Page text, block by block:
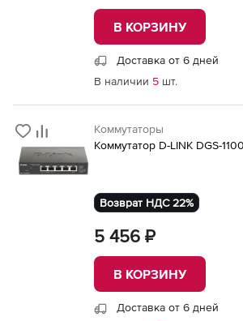
В КОРЗИНУ
Доставка от 6 дней
В наличии 5 шт.
Коммутаторы
Коммутатор D-LINK DGS-
Возврат НДС 22%
5 456 ₽
В КОРЗИНУ
Доставка от 6 дней